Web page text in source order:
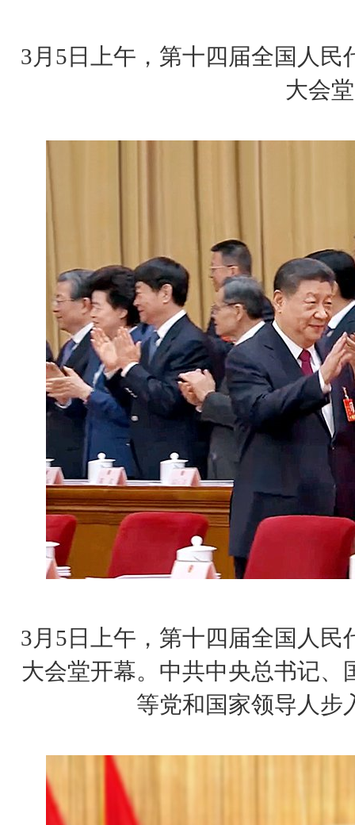
3月5日上午，第十四届全国人
大会
3月5日上午，第十四届全国人
大会堂开幕。中共中央总书记
等党和国家领导人步